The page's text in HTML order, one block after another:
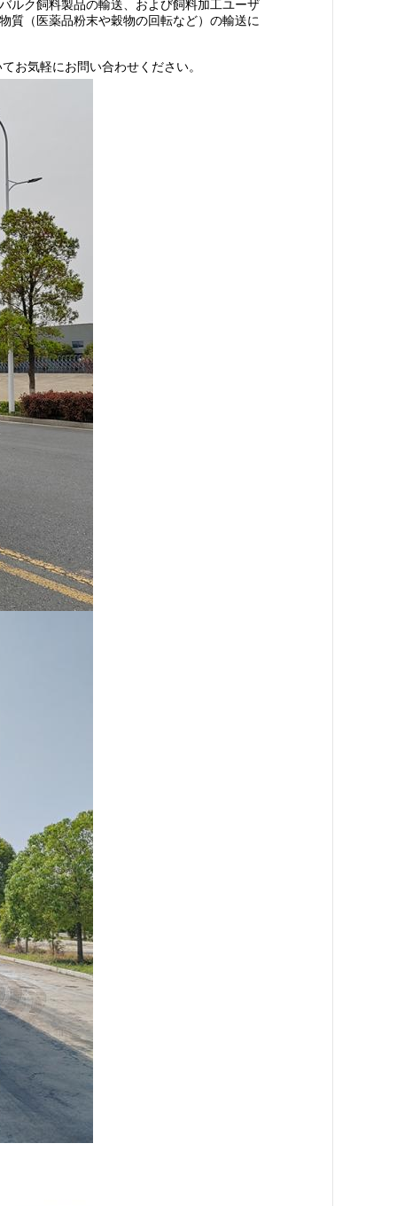
ルク飼料製品の輸送、および飼料加工ユーザ
質（医薬品粉末や穀物の回転など）の輸送に
お気軽にお問い合わせください。